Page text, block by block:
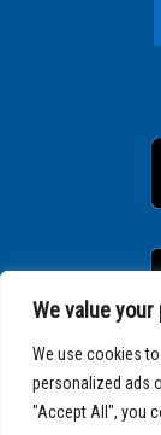
We value your
We use cookies
personalized ads
"Accept All", you